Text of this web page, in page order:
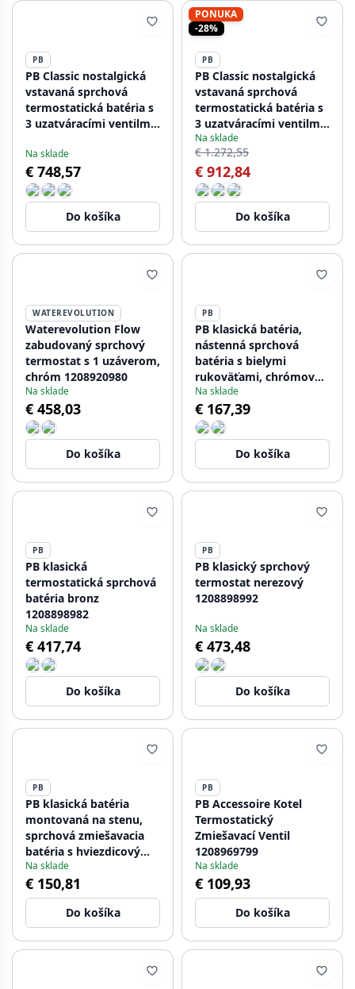
PB
PB Classic nostalgická
vstavaná sprchová
termostatická batéria s
3 uzatváracími ventilmi,
Na sklade
€ 748,57
Do košíka
PONUKA
-28%
PB
PB Classic nostalgická
vstavaná sprchová
termostatická batéria s
3 uzatváracími ventilmi,
vzhľad nerezovej ocele
Na sklade
€ 1.272,55
€ 912,84
Do košíka
WATEREVOLUTION
Waterevolution Flow
zabudovaný sprchový
termostat s 1 uzáverom,
chróm 1208920980
Na sklade
€ 458,03
Do košíka
PB
PB klasická batéria,
nástenná sprchová
batéria s bielymi
rukoväťami, chrómová
vrchná prípojka
1208854532.
Na sklade
€ 167,39
Do košíka
PB
PB klasická
termostatická sprchová
batéria bronz
1208898982
Na sklade
€ 417,74
Do košíka
PB
PB klasický sprchový
termostat nerezový
1208898992
Na sklade
€ 473,48
Do košíka
PB
PB klasická batéria
montovaná na stenu,
sprchová zmiešavacia
batéria s hviezdicovými
rukoväťami, chróm,
spodné pripojenie
1208957676
Na sklade
€ 150,81
Do košíka
PB
PB Accessoire Kotel
Termostatický
Zmiešavací Ventil
1208969799
Na sklade
€ 109,93
Do košíka